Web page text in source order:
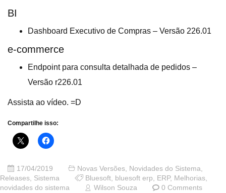
BI
Dashboard Executivo de Compras – Versão 226.01
e-commerce
Endpoint para consulta detalhada de pedidos –
Versão r226.01
Assista ao vídeo. =D
Compartilhe isso:
17/04/2019 Novas Versões, Novidades do Sistema,
Releases, Sistema Bluesoft, bluesoft erp, ERP, Melhorias,
novidades do sistema
Wilson Souza 0 Comments